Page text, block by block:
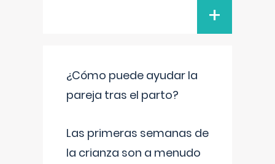
+
¿Cómo puede ayudar la
pareja tras el parto?
Las primeras semanas de
la crianza son a menudo